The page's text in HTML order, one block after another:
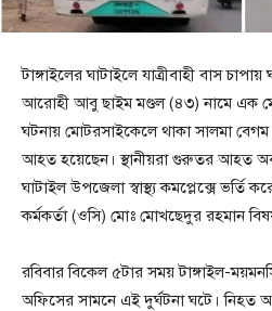
টাঙ্গাইলের ঘাটাইলে যাত্রীবাহী বাস
আরোহী আবু ছাইম মণ্ডল (৪৩) নামে এক
ঘটনায় মোটরসাইকেলে থাকা সালমা
আহত হয়েছেন। স্থানীয়রা গুরুতর আহত
ঘাটাইল উপজেলা স্বাস্থ্য কমপ্লেক্সে ভর্তি
কর্মকর্তা (ওসি) মোঃ মোখছেদুর রহমান
রবিবার বিকেল ৫টার সময় টাঙ্গাইল-
অফিসের সামনে এই দুর্ঘটনা ঘটে। নিহত